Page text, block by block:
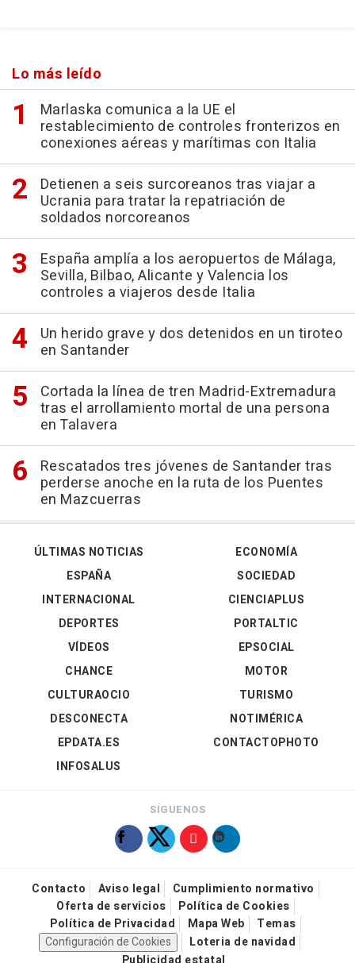
Lo más leído
Marlaska comunica a la UE el
restablecimiento de controles fronterizos en
conexiones aéreas y marítimas con Italia
Detienen a seis surcoreanos tras viajar a
Ucrania para tratar la repatriación de
soldados norcoreanos
España amplía a los aeropuertos de Málaga,
Sevilla, Bilbao, Alicante y Valencia los
controles a viajeros desde Italia
Un herido grave y dos detenidos en un tiroteo
en Santander
Cortada la línea de tren Madrid-Extremadura
tras el arrollamiento mortal de una persona
en Talavera
Rescatados tres jóvenes de Santander tras
perderse anoche en la ruta de los Puentes
en Mazcuerras
ÚLTIMAS NOTICIAS
ESPAÑA
INTERNACIONAL
DEPORTES
VÍDEOS
ECONOMÍA
SOCIEDAD
CIENCIAPLUS
PORTALTIC
EPSOCIAL
CHANCE
CULTURAOCIO
DESCONECTA
EPDATA.ES
INFOSALUS
MOTOR
TURISMO
NOTIMÉRICA
CONTACTOPHOTO
SÍGUENOS
Contacto Aviso legal
Cumplimiento normativo
Oferta de servicios
Política de Cookies
Política de Privacidad
Mapa Web
Temas
Configuración de Cookies
Loteria de navidad